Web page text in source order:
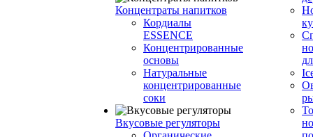
Концентраты напитков
Кордиалы
ESSENCE
Концентрированные
основы
Натуральные
концентрированные
соки
Вкусовые регуляторы